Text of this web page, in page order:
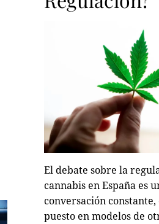
El debate sobre la
cannabis en España es
conversación constante,
puesto en modelos de